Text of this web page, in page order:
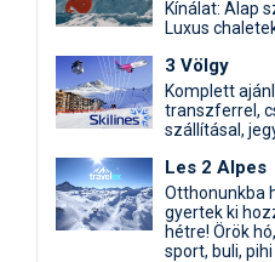
Termékkereső
Minden egyéb síeléshez
A honlappal kapcsolatos
Kötetlen beszélgetések
Kínálat: Alap
Luxus
3 Völgy
Komplett
transzferrel,
szállításal,
Les 2 Alpes
Otthonunkba
gyertek ki
hétre! Örök
sport, buli, pihi